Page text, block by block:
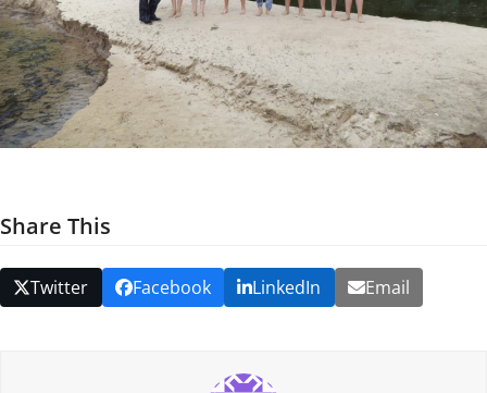
Share This
Twitter Facebook LinkedIn Email